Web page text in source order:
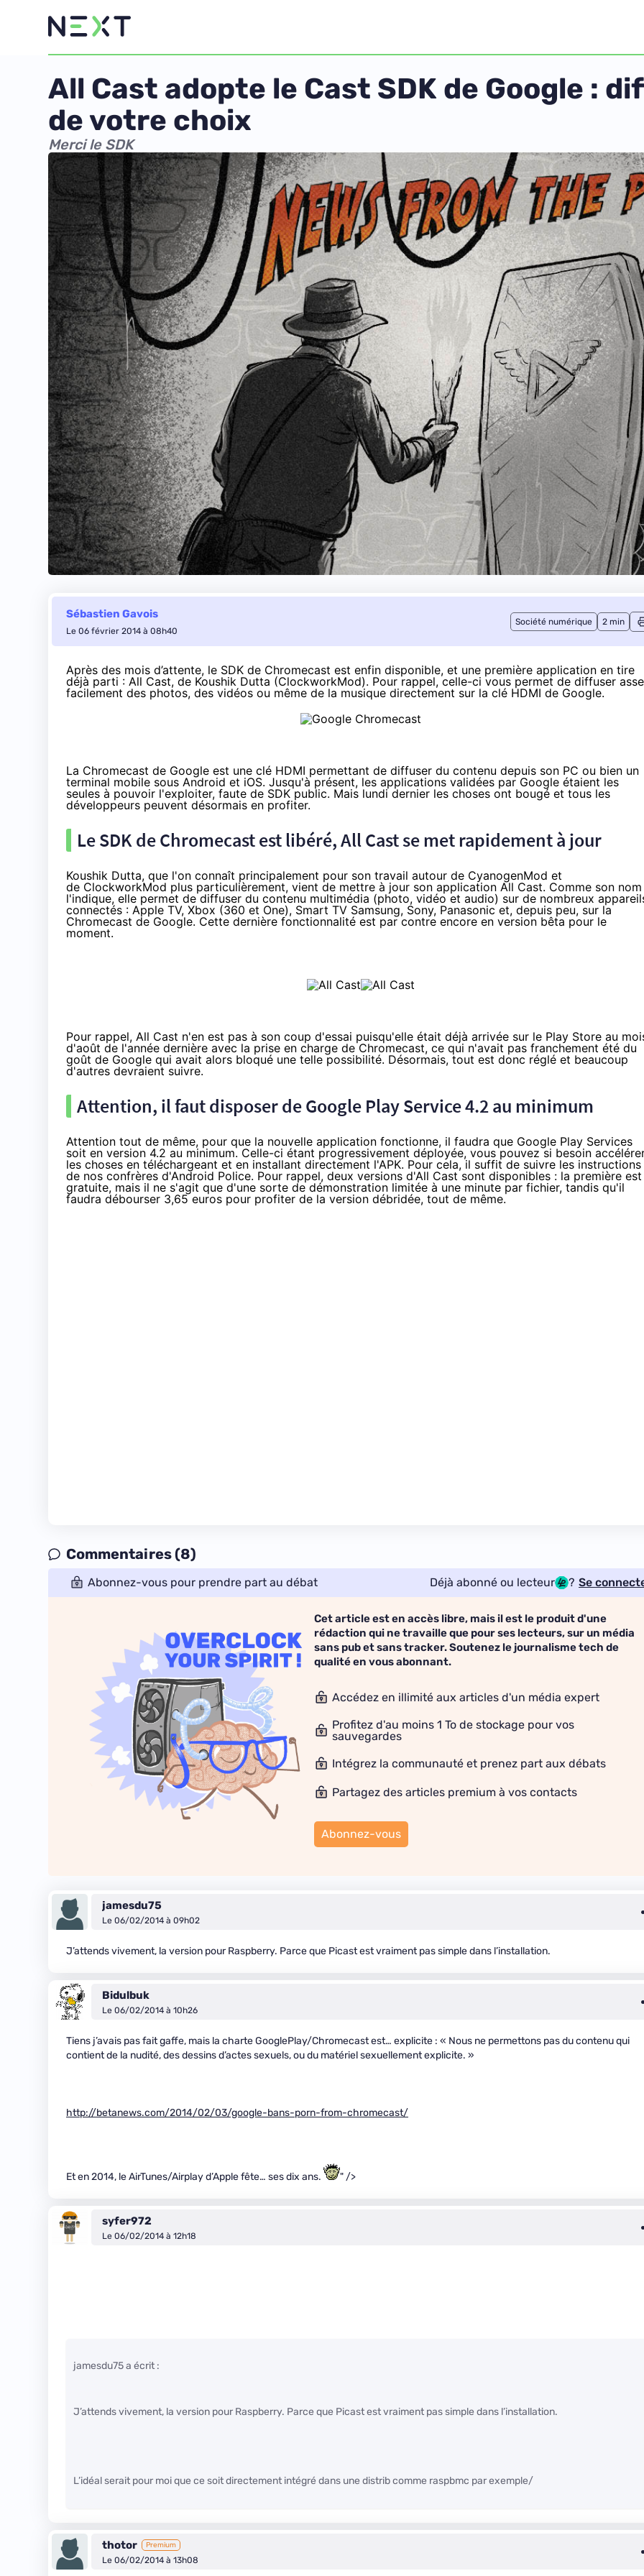
All Cast adopte le Cast SDK de Google :
de votre choix
Merci le SDK
Sébastien Gavois
Le 06 février 2014 à 08h40
Société numérique 2 min
Après des mois d’attente, le SDK de Chromecast est enfin disponible, et une première application en tire
déjà parti : All Cast, de Koushik Dutta (ClockworkMod). Pour rappel, celle-ci vous permet de diffuser
facilement des photos, des vidéos ou même de la musique directement sur la clé HDMI de Google.
La Chromecast de Google est une clé HDMI permettant de diffuser du contenu depuis son PC ou bien un
terminal mobile sous Android et iOS. Jusqu'à présent, les applications validées par Google étaient les
seules à pouvoir l'exploiter, faute de SDK public. Mais lundidernier les choses ont bougé et tous les
développeurs peuvent désormais en profiter.
Le SDK de Chromecast est libéré, All Cast se met rapidement à jour
Koushik Dutta, que l'on connaît principalement pour son travail autour de CyanogenMod et
de ClockworkMod plus particulièrement, vient de mettre à jour son application All Cast. Comme son nom
l'indique, elle permet de diffuser du contenu multimédia (photo, vidéo et audio) sur de nombreux
connectés : Apple TV, Xbox (360 et One), Smart TV Samsung, Sony, Panasonic et, depuis peu, sur la
Chromecast de Google. Cette dernière fonctionnalité est par contre encore en version bêta pour le
moment.
Pour rappel, All Cast n'en est pas à son coup d'essai puisqu'elle était déjà arrivée sur le Play Store au
d'août de l'année dernière avec la prise en charge de Chromecast, ce qui n'avait pas franchement été du
goût de Google qui avait alors bloqué une telle possibilité. Désormais, tout est donc réglé et beaucoup
d'autres devraient suivre.
Attention, il faut disposer de Google Play Service 4.2 au minimum
Attention tout de même, pour que la nouvelle application fonctionne, il faudra que Google Play Services
soit en version 4.2 au minimum. Celle-ci étant progressivement déployée, vous pouvez si besoin
les choses en téléchargeant et en installant directement l'APK. Pour cela, il suffit de suivre les instructions
de nos confrères d'Android Police. Pour rappel, deux versions d'All Cast sont disponibles : la première est
gratuite, mais il ne s'agit que d'une sorte de démonstration limitée à une minute par fichier, tandis qu'il
faudra débourser 3,65 euros pour profiter de la version débridée, tout de même.
Commentaires (8)
Abonnez-vous pour prendre part au débat Déjà abonné ou lecteur ? Se
Cet article est en accès libre, mais il est le produit d'une
rédaction qui ne travaille que pour ses lecteurs, sur un média
sans pub et sans tracker. Soutenez le journalisme tech de
qualité en vous abonnant.
Accédez en illimité aux articles d'un média expert
Profitez d'au moins 1 To de stockage pour vos
sauvegardes
Intégrez la communauté et prenez part aux débats
Partagez des articles premium à vos contacts
Abonnez-vous
jamesdu75
Le 06/02/2014 à 09h02
J’attends vivement, la version pour Raspberry. Parce que Picast est vraiment pas simple dans l’installation.
Bidulbuk
Le 06/02/2014 à 10h26
Tiens j’avais pas fait gaffe, mais la charte GooglePlay/Chromecast est… explicite : « Nous ne permettons pas du contenu qui
contient de la nudité, des dessins d’actes sexuels, ou du matériel sexuellement explicite. »
http://betanews.com/2014/02/03/google-bans-porn-from-chromecast/
Et en 2014, le AirTunes/Airplay d’Apple fête… ses dix ans. " />
syfer972
Le 06/02/2014 à 12h18
jamesdu75 a écrit :
J’attends vivement, la version pour Raspberry. Parce que Picast est vraiment pas simple dans l’installation.
L’idéal serait pour moi que ce soit directement intégré dans une distrib comme raspbmc par exemple/
thotor Premium
Le 06/02/2014 à 13h08